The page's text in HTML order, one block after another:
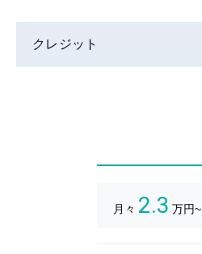
クレジット
月々 2.3 万円~